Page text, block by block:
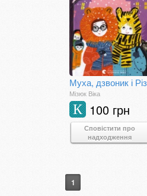
Мізюк Віка
100 грн
К
Сповістити про
надходження
1